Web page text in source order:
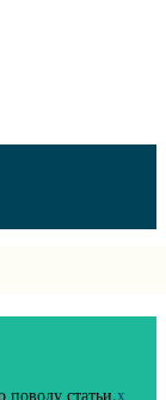
статьи.x